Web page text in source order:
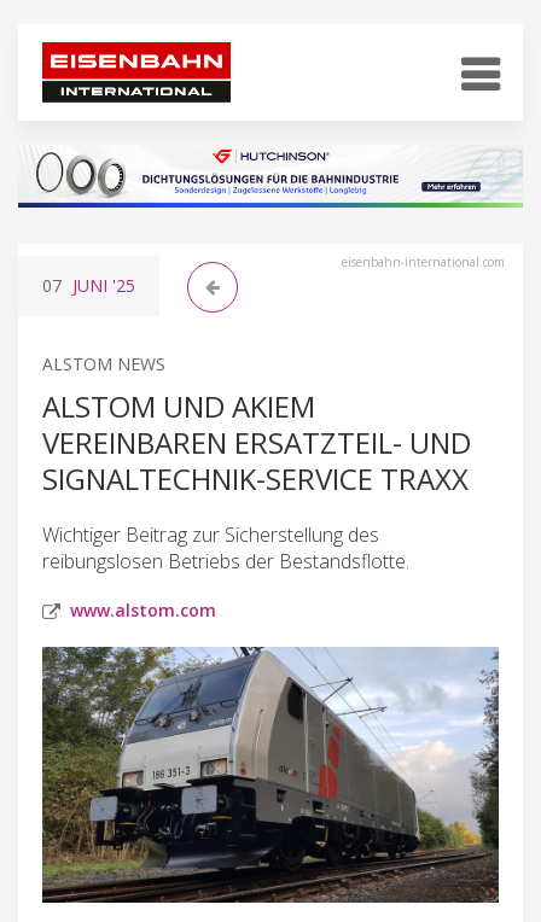
eisenbahn-international.com
07 JUNI '25
ALSTOM NEWS
ALSTOM UND AKIEM
VEREINBAREN ERSATZTEIL- UND
SIGNALTECHNIK-SERVICE TRAXX
Wichtiger Beitrag zur Sicherstellung des
reibungslosen Betriebs der Bestandsflotte.
www.alstom.com